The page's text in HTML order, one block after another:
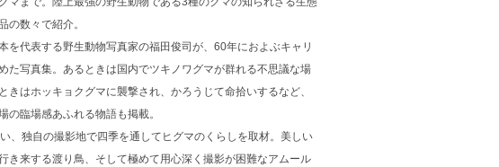
の数々で紹介。
を代表する野生動物写真家の福田俊司が、60年におよぶキャリ
た写真集。あるときは国内でツキノワグマが群れる不思議な場
きはホッキョクグマに襲撃され、かろうじて命拾いするなど、
の臨場感あふれる物語も掲載。
、独自の撮影地で四季を通してヒグマのくらしを取材。美しい
き来する渡り鳥、そして極めて用心深く撮影が困難なアムール